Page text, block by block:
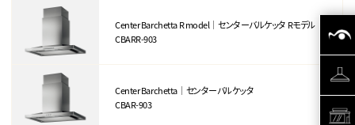
Center Barchetta R model｜センターバルケッタ Rモデル
CBARR-903
Center Barchetta｜センターバルケッタ
CBAR-903